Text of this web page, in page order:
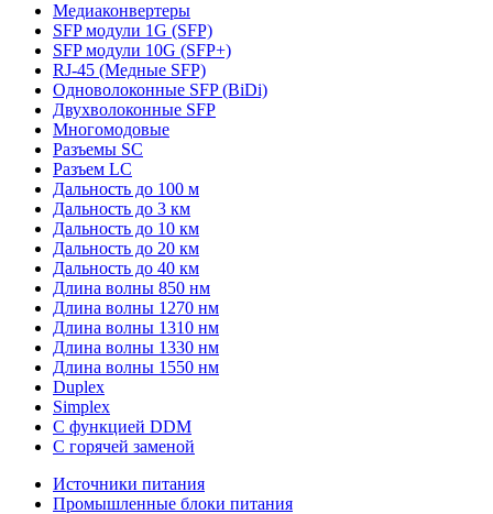
Медиаконвертеры
SFP модули 1G (SFP)
SFP модули 10G (SFP+)
RJ-45 (Медные SFP)
Одноволоконные SFP (BiDi)
Двухволоконные SFP
Многомодовые
Разъемы SC
Разъем LC
Дальность до 100 м
Дальность до 3 км
Дальность до 10 км
Дальность до 20 км
Дальность до 40 км
Длина волны 850 нм
Длина волны 1270 нм
Длина волны 1310 нм
Длина волны 1330 нм
Длина волны 1550 нм
Duplex
Simplex
С функцией DDM
С горячей заменой
Источники питания
Промышленные блоки питания